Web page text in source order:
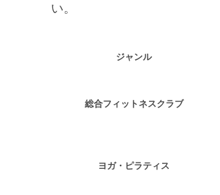
い。
ジャンル
総合フィットネスクラブ
ヨガ・ピラティス